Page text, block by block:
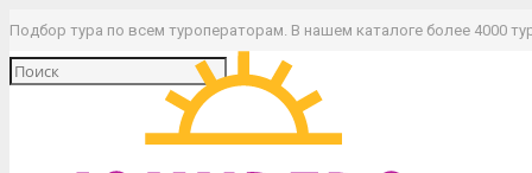
Подбор тура по всем туроператорам. В нашем каталоге более 4000